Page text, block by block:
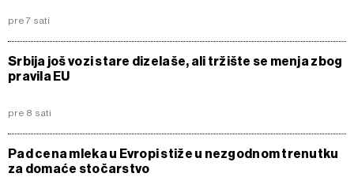
pre 7 sati
Srbija još vozi stare dizelaše, ali tržište se menja zbog
pravila EU
pre 8 sati
Pad cena mleka u Evropi stiže u nezgodnom trenutku
za domaće stočarstvo